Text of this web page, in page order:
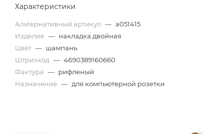
Характеристики
Альтернативный артикул — a051415
Изделие — накладка двойная
Цвет — шампань
Штрихкод — 4690389160660
Фактура — рифленый
Назначение — для компьютерной розетки